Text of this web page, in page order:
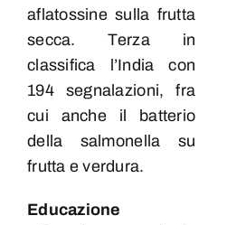
aflatossine sulla frutta
secca. Terza in
classifica l’India con
194 segnalazioni, fra
cui anche il batterio
della salmonella su
frutta e verdura.
Educazione